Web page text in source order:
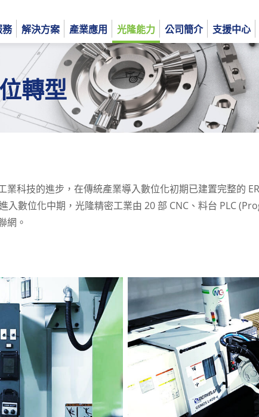
解決方案 產業應用 光隆能力 公司簡介 支援中心
轉型
科技的進步，在傳統產業導入數位化初期已建置完整的
入數位化中期，光隆精密工業由 20 部 CNC、料台 PLC
網。
English 日本語